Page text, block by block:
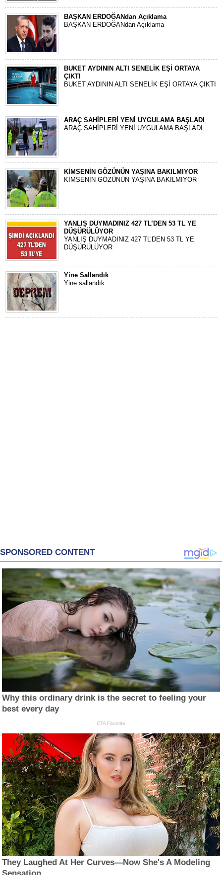
BAŞKAN ERDOĞANdan Açıklama
BAŞKAN ERDOĞANdan Açıklama
BUKET AYDININ ALTI SENELİK EŞİ ORTAYA
ÇIKTI
BUKET AYDININ ALTI SENELİK EŞİ ORTAYA ÇIKTI
ARAÇ SAHİPLERİ YENİ UYGULAMA BAŞLADI
ARAÇ SAHİPLERİ YENİ UYGULAMA BAŞLADI
KİMSENİN GÖZÜNÜN YAŞINA BAKILMIYOR
KİMSENİN GÖZÜNÜN YAŞINA BAKILMIYOR
YANLIŞ DUYMADINIZ 427 TL’DEN 53 TL YE
DÜŞÜRÜLÜYOR
YANLIŞ DUYMADINIZ 427 TL’DEN 53 TL YE
DÜŞÜRÜLÜYOR
Yine Sallandık
Yine sallandık